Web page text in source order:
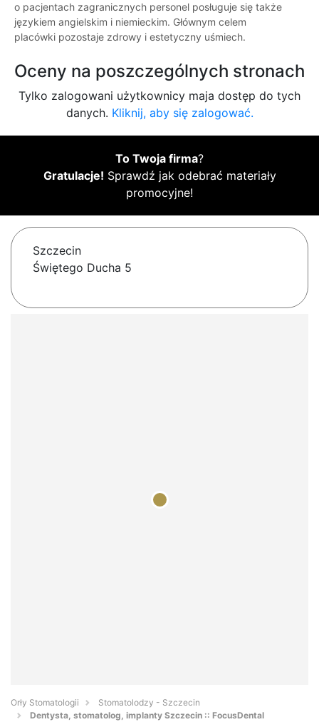
o pacjentach zagranicznych personel posługuje się także
językiem angielskim i niemieckim. Głównym celem
placówki pozostaje zdrowy i estetyczny uśmiech.
Oceny na poszczególnych stronach
Tylko zalogowani użytkownicy maja dostęp do tych
danych. Kliknij, aby się zalogować.
To Twoja firma?
Gratulacje! Sprawdź jak odebrać materiały
promocyjne!
Szczecin
Świętego Ducha 5
Orły Stomatologii
Stomatolodzy - Szczecin
Dentysta, stomatolog, implanty Szczecin :: FocusDental